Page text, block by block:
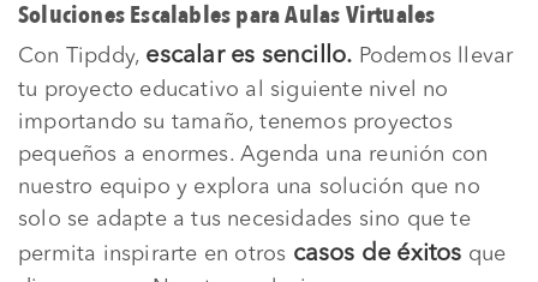
Soluciones Escalables para Aulas Virtuales
Con Tipddy, escalar es sencillo. Podemos llevar
tu proyecto educativo al siguiente nivel no
importando su tamaño, tenemos proyectos
pequeños a enormes. Agenda una reunión con
nuestro equipo y explora una solución que no
solo se adapte a tus necesidades sino que te
permita inspirarte en otros casos de éxitos que